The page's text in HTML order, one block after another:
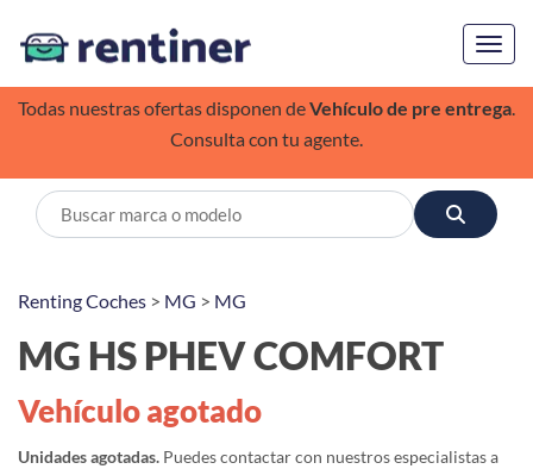
Todas nuestras ofertas disponen deVehículo de pre entrega.
Consulta con tu agente.
Renting Coches > MG > MG
MG HS PHEV COMFORT
Vehículo agotado
Unidades agotadas. Puedes contactar con nuestros especialistas a